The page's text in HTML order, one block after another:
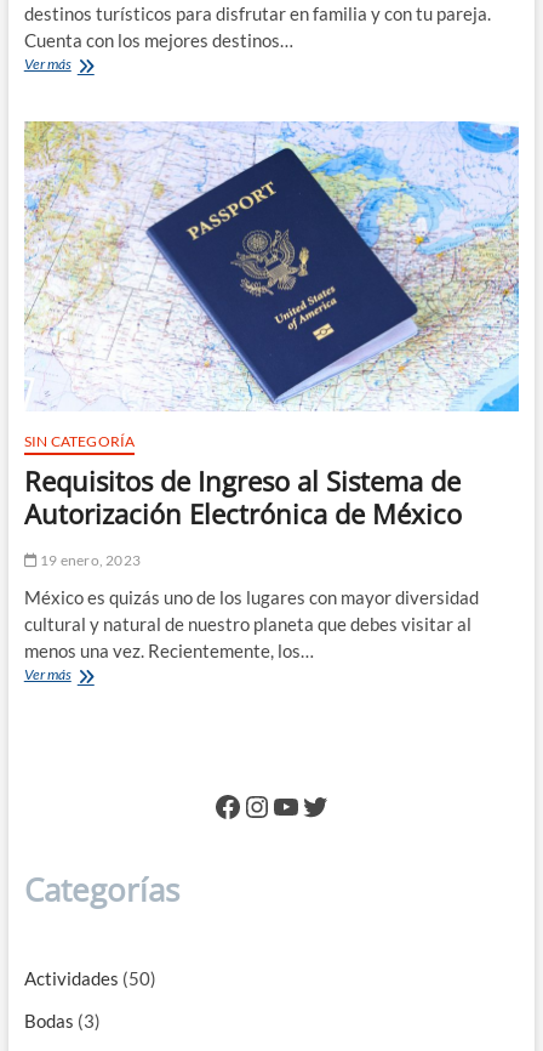
destinos turísticos para disfrutar en familia y con tu pareja.
Cuenta con los mejores destinos…
Ver más5
para
disfrutar
este
14
de
febrero
en
Puerto
Vallarta
SIN CATEGORÍA
Requisitos de Ingreso al Sistema de
Autorización Electrónica de México
19 enero, 2023
México es quizás uno de los lugares con mayor diversidad
cultural y natural de nuestro planeta que debes visitar al
menos una vez. Recientemente, los…
Ver másRequisitos
Facebook
Instagram
YouTube
Twitter
Categorías
Actividades (50)
Bodas (3)